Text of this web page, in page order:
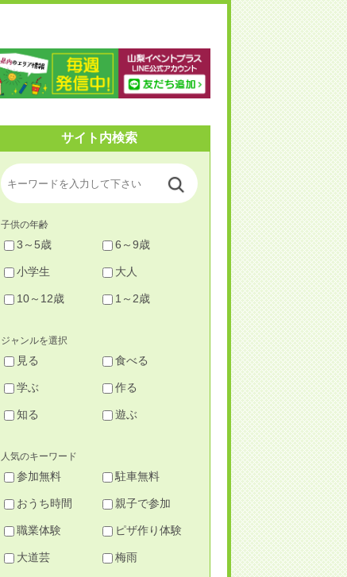
サイト内検索
子供の年齢
3～5歳 6～9歳
小学生 大人
10～12歳 1～2歳
ジャンルを選択
見る 食べる
学ぶ 作る
知る 遊ぶ
人気のキーワード
参加無料 駐車無料
おうち時間 親子で参加
職業体験 ピザ作り体験
大道芸 梅雨